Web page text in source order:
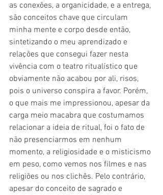
as conexões, a organicidade, e a entrega,
são conceitos chave que circulam
minha mente e corpo desde então,
sintetizando o meu aprendizado e
relações que consegui fazer nesta
vivência com o teatro ritualístico que
obviamente não acabou por ali, risos,
pois o universo conspira a favor. Porém,
o que mais me impressionou, apesar da
carga meio macabra que costumamos
relacionar a ideia de ritual, foi o fato de
não presenciarmos em nenhum
momento, a religiosidade e o misticismo
em peso, como vemos nos filmes e nas
religiões ou nos clichês. Pelo contrário,
apesar do conceito de sagrado e